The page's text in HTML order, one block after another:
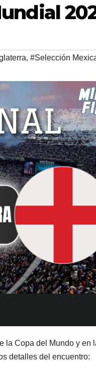
, #Selección
la Copa del Mundo y en
detalles del encuentro: